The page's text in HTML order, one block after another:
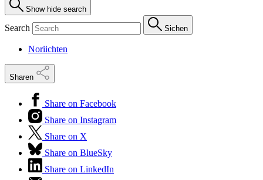
Show hide search
Search Sichen
Noriichten
Sharen
Share on Facebook
Share on Instagram
Share on X
Share on BlueSky
Share on LinkedIn